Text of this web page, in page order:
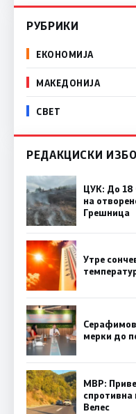
РУБРИКИ
ЕКОНОМИЈА
МАКЕДОНИЈА
СВЕТ
РЕДАКЦИСКИ
ЦУК: До 18
на
Грешница
Утре
мерки до
МВР:
спротивна
Велес